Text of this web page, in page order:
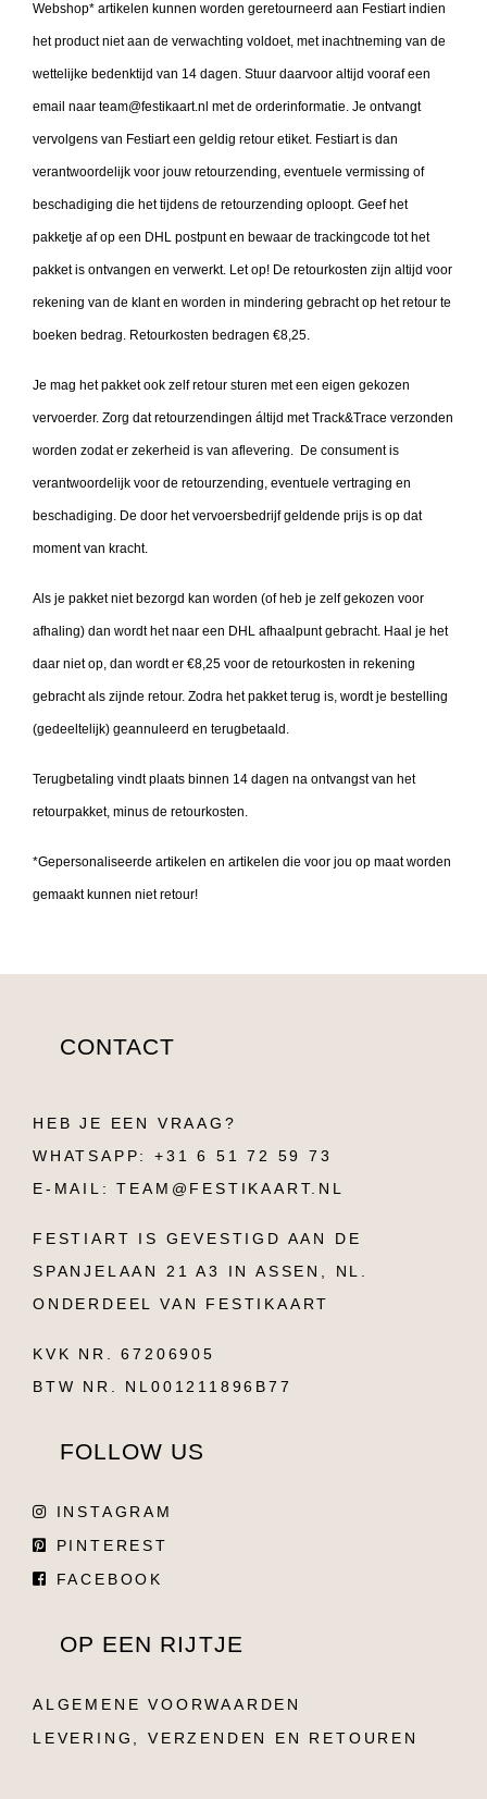
Webshop* artikelen kunnen worden geretourneerd aan Festiart indien
het product niet aan de verwachting voldoet, met inachtneming van de
wettelijke bedenktijd van 14 dagen. Stuur daarvoor altijd vooraf een
email naar team@festikaart.nl met de orderinformatie. Je ontvangt
vervolgens van Festiart een geldig retour etiket. Festiart is dan
verantwoordelijk voor jouw retourzending, eventuele vermissing of
beschadiging die het tijdens de retourzending oploopt. Geef het
pakketje af op een DHL postpunt en bewaar de trackingcode tot het
pakket is ontvangen en verwerkt. Let op! De retourkosten zijn altijd voor
rekening van de klant en worden in mindering gebracht op het retour te
boeken bedrag. Retourkosten bedragen €8,25.
Je mag het pakket ook zelf retour sturen met een eigen gekozen
vervoerder. Zorg dat retourzendingen áltijd met Track&Trace verzonden
worden zodat er zekerheid is van aflevering. De consument is
verantwoordelijk voor de retourzending, eventuele vertraging en
beschadiging. De door het vervoersbedrijf geldende prijs is op dat
moment van kracht.
Als je pakket niet bezorgd kan worden (of heb je zelf gekozen voor
afhaling) dan wordt het naar een DHL afhaalpunt gebracht. Haal je het
daar niet op, dan wordt er €8,25 voor de retourkosten in rekening
gebracht als zijnde retour. Zodra het pakket terug is, wordt je bestelling
(gedeeltelijk) geannuleerd en terugbetaald.
Terugbetaling vindt plaats binnen 14 dagen na ontvangst van het
retourpakket, minus de retourkosten.
*Gepersonaliseerde artikelen en artikelen die voor jou op maat worden
gemaakt kunnen niet retour!
CONTACT
HEB JE EEN VRAAG?
WHATSAPP: +31 6 51 72 59 73
E-MAIL: TEAM@FESTIKAART.NL
FESTIART IS GEVESTIGD AAN DE
SPANJELAAN 21 A3 IN ASSEN, NL.
ONDERDEEL VAN FESTIKAART
KVK NR. 67206905
BTW NR. NL001211896B77
FOLLOW US
INSTAGRAM
PINTEREST
FACEBOOK
OP EEN RIJTJE
ALGEMENE VOORWAARDEN
LEVERING, VERZENDEN EN RETOUREN